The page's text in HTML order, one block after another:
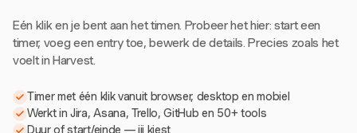
Eén klik en je bent aan het timen. Probeer het hier: start een
timer, voeg een entry toe, bewerk de details. Precies zoals het
voelt in Harvest.
Timer met één klik vanuit browser, desktop en mobiel
Werkt in Jira, Asana, Trello, GitHub en 50+ tools
Duur of start/einde — jij kiest